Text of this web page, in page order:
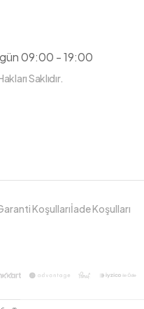
09:00 - 19:00
Saklıdır.
Koşullarıİade Koşulları